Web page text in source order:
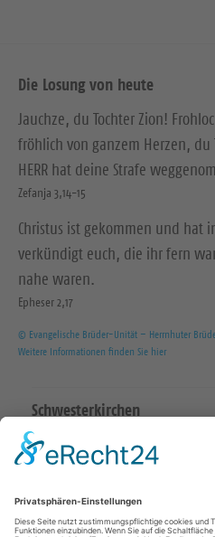
Die Losung von heute
Jauchze, du Tochter Zion!
fröhlich von ganzem Herzen, du
HERR hat deine Strafe
Zefanja 3,14-15
Christus ist gekommen und hat
verkündigt euch, die ihr fern
nahe waren.
Epheser 2,17
© Evangelische Brüder-Unität – Herrnhuter
Weitere Informationen finden Sie hier
Schwesterkirchen
Ev.-Luth.
Ev.-Luth.
Ev.-Luth. Kirchgemeinde Strehla
Ev.-Luth.